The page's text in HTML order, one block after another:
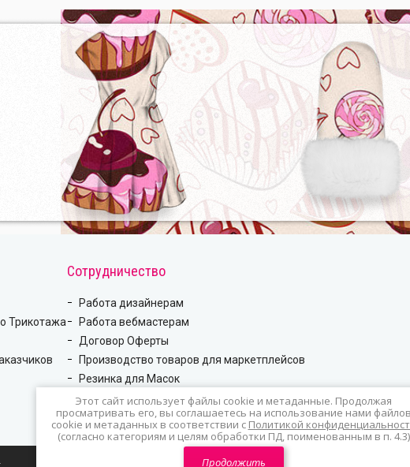
Трикотажа
Сотрудничество
Работа дизайнерам
Работа вебмастерам
Договор Оферты
Производство товаров для маркетплейсов
Резинка для Масок
Этот сайт использует файлы cookie и метаданные. Продолжая
просматривать его, вы соглашаетесь на использование нами файлов
cookie и метаданных в соответствии с Политикой
(согласно категориям и целям обработки ПД, поименованным в п. 4.3)
Продолжить